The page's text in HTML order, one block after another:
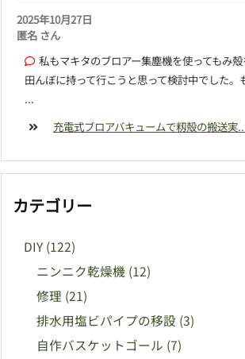
2025年10月27日
匿名 さん
私もマキタのブロアー集塵機を使ってもみ
田んぼに持って行こうと思って検討中でした。
...
充電式ブロアバキュームで籾殻の搬送実
カテゴリー
DIY (122)
ニンニク乾燥機 (12)
修理 (21)
排水用塩ビパイプの移設 (3)
自作バスケットゴール (7)